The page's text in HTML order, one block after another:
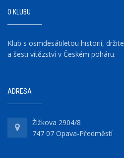
O KLUBU
Klub s osmdesátiletou historií,
a šesti vítězství v Českém poháru.
ADRESA
Žižkova 2904/8
747 07 Opava-Předměstí